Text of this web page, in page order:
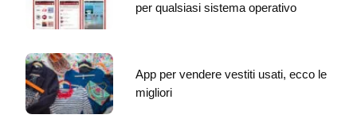
per qualsiasi sistema operativo
App per vendere vestiti usati, ecco le
migliori